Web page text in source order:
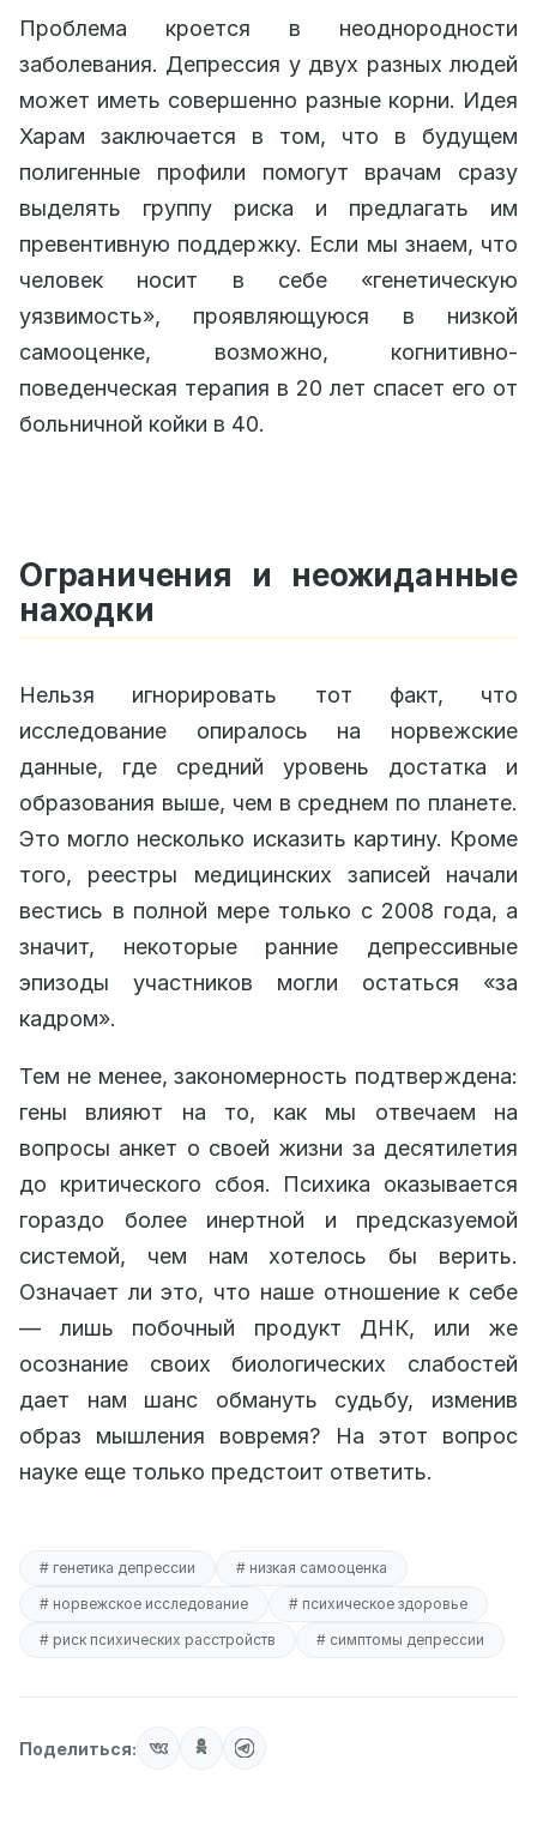
Проблема кроется в неоднородности
заболевания. Депрессия у двух разных людей
может иметь совершенно разные корни. Идея
Харам заключается в том, что в будущем
полигенные профили помогут врачам сразу
выделять группу риска и предлагать им
превентивную поддержку. Если мы знаем, что
человек носит в себе «генетическую
уязвимость», проявляющуюся в низкой
самооценке, возможно, когнитивно-
поведенческая терапия в 20 лет спасет его от
больничной койки в 40.
Ограничения и неожиданные
находки
Нельзя игнорировать тот факт, что
исследование опиралось на норвежские
данные, где средний уровень достатка и
образования выше, чем в среднем по планете.
Это могло несколько исказить картину. Кроме
того, реестры медицинских записей начали
вестись в полной мере только с 2008 года, а
значит, некоторые ранние депрессивные
эпизоды участников могли остаться «за
кадром».
Тем не менее, закономерность подтверждена:
гены влияют на то, как мы отвечаем на
вопросы анкет о своей жизни за десятилетия
до критического сбоя. Психика оказывается
гораздо более инертной и предсказуемой
системой, чем нам хотелось бы верить.
Означает ли это, что наше отношение к себе
— лишь побочный продукт ДНК, или же
осознание своих биологических слабостей
дает нам шанс обмануть судьбу, изменив
образ мышления вовремя? На этот вопрос
науке еще только предстоит ответить.
# генетика депрессии
# низкая самооценка
# норвежское исследование
# психическое здоровье
# риск психических расстройств
# симптомы депрессии
Поделиться: